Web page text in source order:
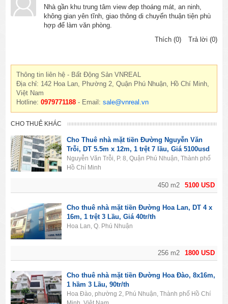
Nhà gần khu trung tâm view đẹp thoáng mát, an ninh,
không gian yên tĩnh, giao thông di chuyển thuận tiện phù
hợp để làm văn phòng.
Thích (0)
Trả lời (0)
Thông tin liên hệ - Bất Động Sản VNREAL
Địa chỉ: 142 Hoa Lan, Phường 2, Quận Phú Nhuận, Hồ Chí Minh,
Việt Nam
Hotline:0979771188 - Email:sale@vnreal.vn
CHO THUÊ KHÁC
5100 USD
450 m2
Cho Thuê nhà mặt tiền Đường Nguyễn Văn
Trỗi, DT 5.5m x 12m, 1 trệt 7 lầu, Giá 5100usd
Nguyễn Văn Trỗi, P. 8, Quận Phú Nhuận, Thành phố
Hồ Chí Minh
1800 USD
256 m2
Cho thuê nhà mặt tiền Đường Hoa Lan, DT 4 x
16m, 1 trệt 3 Lầu, Giá 40tr/th
Hoa Lan, Q. Phú Nhuận
Cho thuê nhà mặt tiền Đường Hoa Đào, 8x16m,
1 hầm 3 Lầu, 90tr/th
Hoa Đào, phường 2, Phú Nhuận, Thành phố Hồ Chí